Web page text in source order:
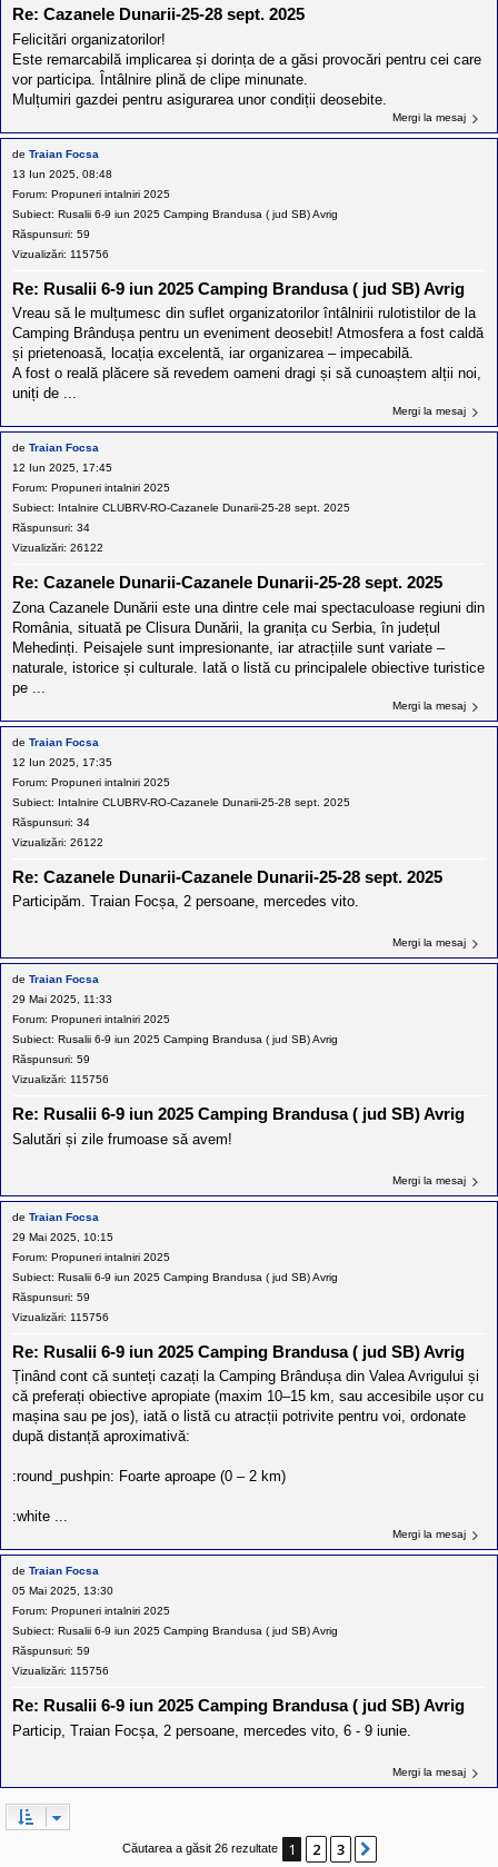
Re: Cazanele Dunarii-25-28 sept. 2025
Felicitări organizatorilor!
Este remarcabilă implicarea și dorința de a găsi provocări pentru cei care
vor participa. Întâlnire plină de clipe minunate.
Mulțumiri gazdei pentru asigurarea unor condiții deosebite.
Mergi la mesaj
de Traian Focsa
13 Iun 2025, 08:48
Forum: Propuneri intalniri 2025
Subiect: Rusalii 6-9 iun 2025 Camping Brandusa ( jud SB) Avrig
Răspunsuri: 59
Vizualizări: 115756
Re: Rusalii 6-9 iun 2025 Camping Brandusa ( jud SB) Avrig
Vreau să le mulțumesc din suflet organizatorilor întâlnirii rulotistilor de la
Camping Brândușa pentru un eveniment deosebit! Atmosfera a fost caldă
și prietenoasă, locația excelentă, iar organizarea – impecabilă.
A fost o reală plăcere să revedem oameni dragi și să cunoaștem alții noi,
uniți de ...
Mergi la mesaj
de Traian Focsa
12 Iun 2025, 17:45
Forum: Propuneri intalniri 2025
Subiect: Intalnire CLUBRV-RO-Cazanele Dunarii-25-28 sept. 2025
Răspunsuri: 34
Vizualizări: 26122
Re: Cazanele Dunarii-Cazanele Dunarii-25-28 sept. 2025
Zona Cazanele Dunării este una dintre cele mai spectaculoase regiuni din
România, situată pe Clisura Dunării, la granița cu Serbia, în județul
Mehedinți. Peisajele sunt impresionante, iar atracțiile sunt variate –
naturale, istorice și culturale. Iată o listă cu principalele obiective turistice
pe ...
Mergi la mesaj
de Traian Focsa
12 Iun 2025, 17:35
Forum: Propuneri intalniri 2025
Subiect: Intalnire CLUBRV-RO-Cazanele Dunarii-25-28 sept. 2025
Răspunsuri: 34
Vizualizări: 26122
Re: Cazanele Dunarii-Cazanele Dunarii-25-28 sept. 2025
Participăm. Traian Focșa, 2 persoane, mercedes vito.
Mergi la mesaj
de Traian Focsa
29 Mai 2025, 11:33
Forum: Propuneri intalniri 2025
Subiect: Rusalii 6-9 iun 2025 Camping Brandusa ( jud SB) Avrig
Răspunsuri: 59
Vizualizări: 115756
Re: Rusalii 6-9 iun 2025 Camping Brandusa ( jud SB) Avrig
Salutări și zile frumoase să avem!
Mergi la mesaj
de Traian Focsa
29 Mai 2025, 10:15
Forum: Propuneri intalniri 2025
Subiect: Rusalii 6-9 iun 2025 Camping Brandusa ( jud SB) Avrig
Răspunsuri: 59
Vizualizări: 115756
Re: Rusalii 6-9 iun 2025 Camping Brandusa ( jud SB) Avrig
Ținând cont că sunteți cazați la Camping Brândușa din Valea Avrigului și
că preferați obiective apropiate (maxim 10–15 km, sau accesibile ușor cu
mașina sau pe jos), iată o listă cu atracții potrivite pentru voi, ordonate
după distanță aproximativă:
:round_pushpin: Foarte aproape (0 – 2 km)
:white ...
Mergi la mesaj
de Traian Focsa
05 Mai 2025, 13:30
Forum: Propuneri intalniri 2025
Subiect: Rusalii 6-9 iun 2025 Camping Brandusa ( jud SB) Avrig
Răspunsuri: 59
Vizualizări: 115756
Re: Rusalii 6-9 iun 2025 Camping Brandusa ( jud SB) Avrig
Particip, Traian Focșa, 2 persoane, mercedes vito, 6 - 9 iunie.
Mergi la mesaj
Căutarea a găsit 26 rezultate 1 2 3